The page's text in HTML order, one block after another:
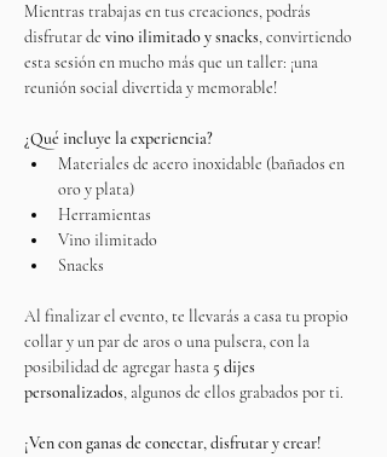
Mientras trabajas en tus creaciones, podrás
disfrutar de vino ilimitado y snacks, convirtiendo
esta sesión en mucho más que un taller: ¡una
reunión social divertida y memorable!
¿Qué incluye la experiencia?
Materiales de acero inoxidable (bañados en
oro y plata)
Herramientas
Vino ilimitado
Snacks
Al finalizar el evento, te llevarás a casa tu propio
collar y un par de aros o una pulsera, con la
posibilidad de agregar hasta 5 dijes
personalizados, algunos de ellos grabados por ti.
¡Ven con ganas de conectar, disfrutar y crear!